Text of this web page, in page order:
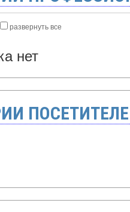
развернуть все
нет